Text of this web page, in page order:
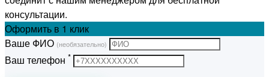
консультации.
Оформить в 1 клик
Ваше ФИО (необязательно)
Ваш телефон *